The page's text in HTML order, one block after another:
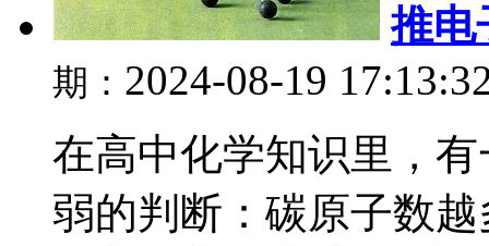
推电
期： 2024-08-19
在高中化学知识里，
弱的判断：碳原子数